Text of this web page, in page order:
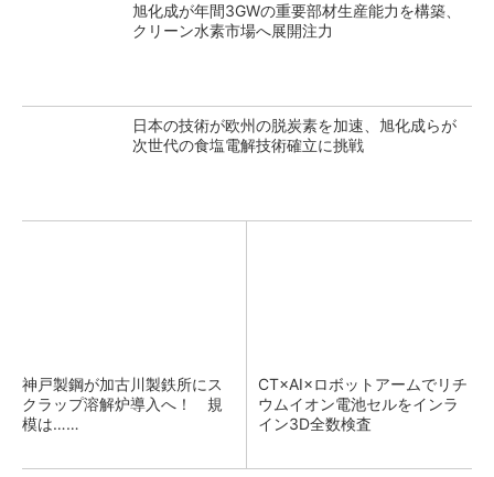
旭化成が年間3GWの重要部材生産能力を構築、
クリーン水素市場へ展開注力
日本の技術が欧州の脱炭素を加速、旭化成らが
次世代の食塩電解技術確立に挑戦
神戸製鋼が加古川製鉄所にス
クラップ溶解炉導入へ！ 規
模は……
CT×AI×ロボットアームでリチ
ウムイオン電池セルをインラ
イン3D全数検査